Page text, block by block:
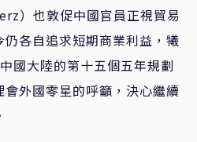
）也敦促中國官員正視貿易
各自追求短期商業利益，犧
國大陸的第十五個五年規劃
外國零星的呼籲，決心繼續